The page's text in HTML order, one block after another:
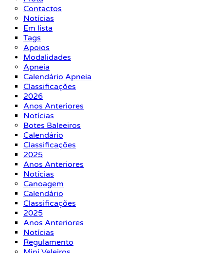
Contactos
Notícias
Em lista
Tags
Apoios
Modalidades
Apneia
Calendário Apneia
Classificações
2026
Anos Anteriores
Notícias
Botes Baleeiros
Calendário
Classificações
2025
Anos Anteriores
Notícias
Canoagem
Calendário
Classificações
2025
Anos Anteriores
Notícias
Regulamento